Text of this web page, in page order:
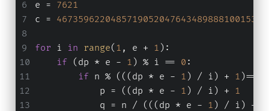
e = 7621
c =
for i in range( 1 , e + 1 ):
if (dp * e - 1 ) % i == 0 :
if n % (((dp * e - 1 ) / i) + 1 )==
            p = ((dp * e -
1 ) / i) +
1
            q = n / (((dp * e -
1 ) / i) +